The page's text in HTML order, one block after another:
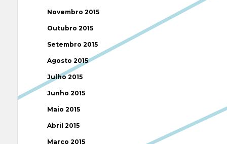
Novembro 2015
Outubro 2015
Setembro 2015
Agosto 2015
Julho 2015
Junho 2015
Maio 2015
Abril 2015
Março 2015